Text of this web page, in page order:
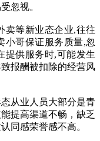
忽视。
等新业态企业,往往
小哥保证服务质量,忽
提供服务时,可能发生
报酬被扣除的经营风
从业人员大部分是青
提高渠道不畅，缺乏
同感荣誉感不高。